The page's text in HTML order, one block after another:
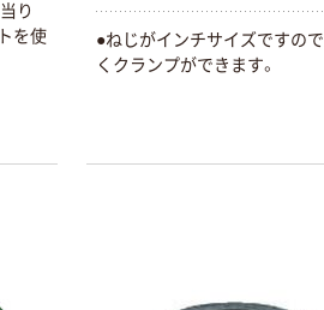
り
を使
●ねじがインチサイズですの
くクランプができます。